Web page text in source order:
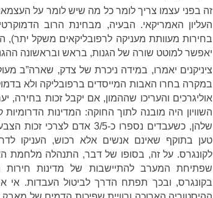
זה בפני עצמו צריך לומר כל מה שיש לומר על
העליון האמריקאי. הבעיה, מבחינת הרוב
בחירות מעוותת מעניקה לרפובליקאים משקל יתר),
יאפשר למוטט שורה של הגנות, בראש ובראשונה
ציניקנים יאמרו, במידה ניכרת של צדק, שארה”ב
במקרה בחרו האבות המייסדים ברפובליקה ולא
אוליגרכים והעריכו שההמון, אם יקבל זכות בחירה,
השוויון היה מובנה לתוך החוקה: המדינות הדרומיות
שלהן, כשעבדים נספרו כ-3/5 אדם
טען בתוקף שאינם אנשים אלא רכוש, העניקו
לקונגרס. על זה, בסופו של דבר, התנהלה מלחמת
שפתיחת המערב להתיישבות של מדינות חירות
בקונגרס, ובכך תפתח הדרך לביטול העבדות. אי